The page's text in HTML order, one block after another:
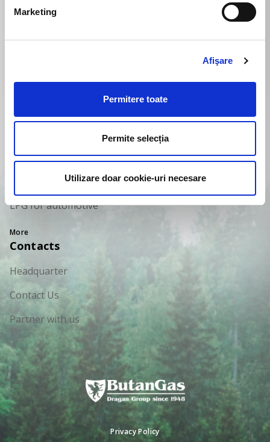
Marketing
Afişare
Permitere toate
Permite selecția
Utilizare doar cookie-uri necesare
LPG Cylinders
Transport
LPG for automotive
More
Contacts
Headquarter
Contact Us
Partner with us
Privacy Policy